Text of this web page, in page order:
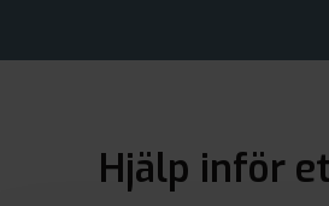
Hjälp inför